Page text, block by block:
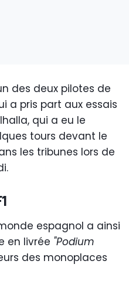
des deux pilotes de
a pris part aux essais
qui a eu le
tours devant le
les tribunes lors de
espagnol a ainsi
en livrée "Podium
des monoplaces